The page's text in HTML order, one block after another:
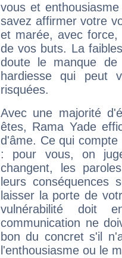
vous et
savez affirmer votre
et marée, avec
de vos buts. La
doute le manque
hardiesse qui peut
risquées.
Avec une majorité
êtes, Rama Yade
d'âme. Ce qui
: pour vous, on
changent, les
leurs conséquences
laisser la porte de
vulnérabilité doit
communication ne
bon du concret s'il
l'enthousiasme ou le